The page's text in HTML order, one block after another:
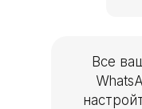
Все